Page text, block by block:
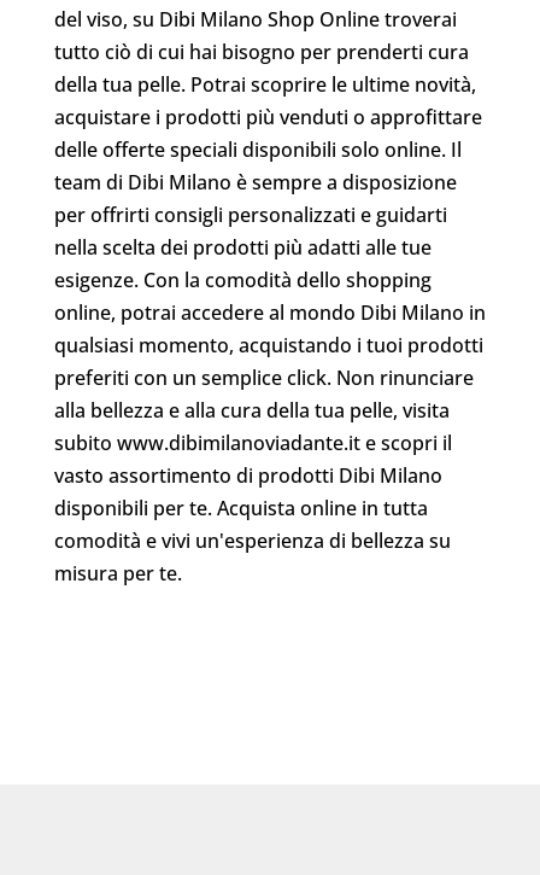
del viso, su Dibi Milano Shop Online troverai
tutto ciò di cui hai bisogno per prenderti cura
della tua pelle. Potrai scoprire le ultime novità,
acquistare i prodotti più venduti o approfittare
delle offerte speciali disponibili solo online. Il
team di Dibi Milano è sempre a disposizione
per offrirti consigli personalizzati e guidarti
nella scelta dei prodotti più adatti alle tue
esigenze. Con la comodità dello shopping
online, potrai accedere al mondo Dibi Milano in
qualsiasi momento, acquistando i tuoi prodotti
preferiti con un semplice click. Non rinunciare
alla bellezza e alla cura della tua pelle, visita
subito www.dibimilanoviadante.it e scopri il
vasto assortimento di prodotti Dibi Milano
disponibili per te. Acquista online in tutta
comodità e vivi un'esperienza di bellezza su
misura per te.